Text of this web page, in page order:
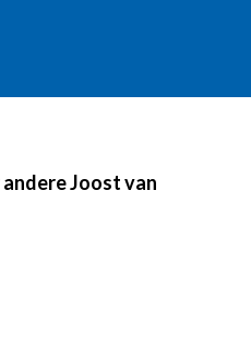
Joost van